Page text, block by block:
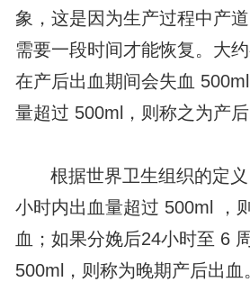
象，这是因为生产过程中产
需要一段时间才能恢复。大
在产后出血期间会失血
量超过 500ml，则称之为产后
根据世界卫生组织的定
小时内出血量超过 500ml ，
血；如果分娩后24小时至 6
500ml，则称为晚期产后出血